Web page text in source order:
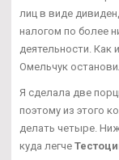
лиц в виде
налогом по более
деятельности. Как
Омельчук
Я сделала две
поэтому из этого
делать четыре.
куда легче